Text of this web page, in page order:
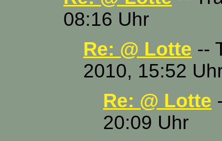
08:16 Uhr
Re: @ Lotte --
2010, 15:52
Re: @ Lotte
20:09 Uhr